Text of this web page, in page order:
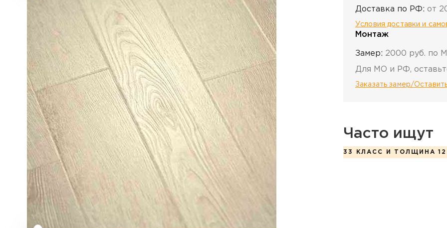
Доставка по РФ: от
Условия доставки и
Монтаж
Замер: 2000 руб. по
Для МО и РФ,
Заказать замер/
Часто ищут
33 КЛАСС И ТОЛЩИНА 12